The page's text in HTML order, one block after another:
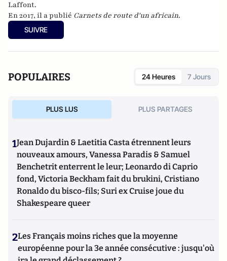
Laffont.
En 2017, il a publié Carnets de route d'un africain.
SUIVRE
POPULAIRES 24 Heures 7 Jours
PLUS LUS PLUS PARTAGES
1Jean Dujardin & Laetitia Casta étrennent leurs
nouveaux amours, Vanessa Paradis & Samuel
Benchetrit enterrent le leur; Leonardo di Caprio
fond, Victoria Beckham fait du brukini, Cristiano
Ronaldo du bisco-fils; Suri ex Cruise joue du
Shakespeare queer
2Les Français moins riches que la moyenne
européenne pour la 3e année consécutive : jusqu'où